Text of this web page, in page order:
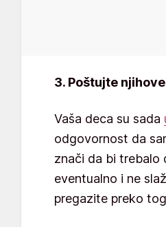
3. Poštujte
Vaša deca su sada
odgovornost da
znači da bi trebalo
eventualno i ne
pregazite preko